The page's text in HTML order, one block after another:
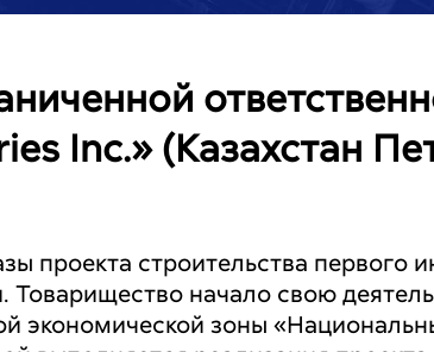
Inc.» (Казахстан
проекта строительства первого
Товарищество начало свою
экономической зоны